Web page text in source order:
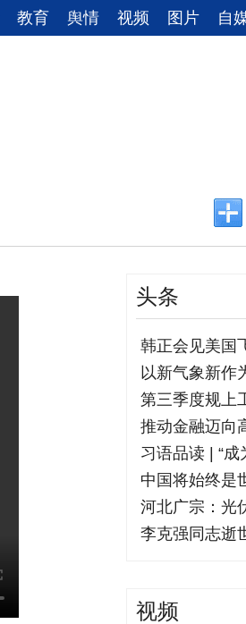
教育 舆情 视频 图片 自
头条
韩正会见美国
第三季度规上
推动金融迈向
习语品读 | “
中国将始终是
河北广宗：光
李克强同志逝
视频